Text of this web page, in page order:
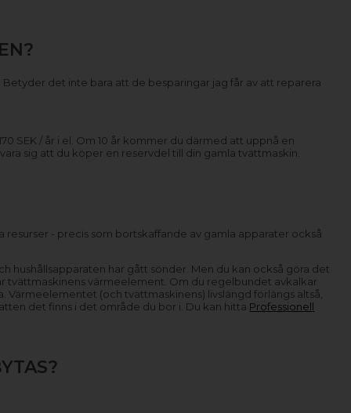
Betyder det inte bara att de besparingar jag får av att reparera
SEK / år i el. Om 10 år kommer du därmed att uppnå en
sig att du köper en reservdel till din gamla tvättmaskin.
- precis som bortskaffande av gamla apparater också
hushållsapparaten har gått sönder. Men du kan också göra det
tvättmaskinens värmeelement. Om du regelbundet avkalkar
(och tvättmaskinens) livslängd förlängs altså,
det finns i det område du bor i. Du kan hitta Professionell